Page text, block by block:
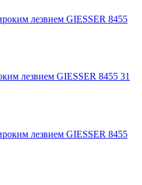
лезвием GIESSER 8455 31